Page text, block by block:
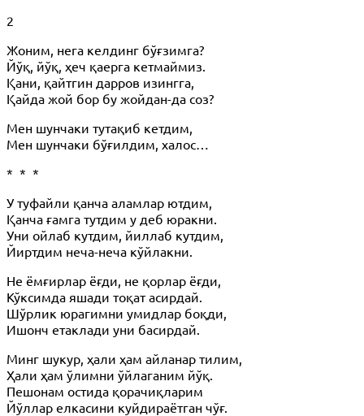
2
Жоним, нега келдинг бўғзимга?
Йўқ, йўқ, ҳеч қаерга кетмаймиз.
Қани, қайтгин дарров изингга,
Қайда жой бор бу жойдан-да соз?
Мен шунчаки тутақиб кетдим,
Мен шунчаки бўғилдим, халос…
* * *
У туфайли қанча аламлар ютдим,
Қанча ғамга тутдим у деб юракни.
Уни ойлаб кутдим, йиллаб кутдим,
Йиртдим неча-неча кўйлакни.
Не ёмғирлар ёғди, не қорлар ёғди,
Кўксимда яшади тоқат асирдай.
Шўрлик юрагимни умидлар боқди,
Ишонч етаклади уни басирдай.
Минг шукур, ҳали ҳам айланар тилим,
Ҳали ҳам ўлимни ўйлаганим йўқ.
Пешонам остида қорачиқларим
Йўллар елкасини куйдираётган чўғ.